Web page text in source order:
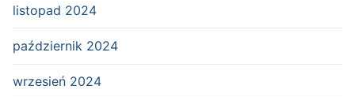
listopad 2024
październik 2024
wrzesień 2024